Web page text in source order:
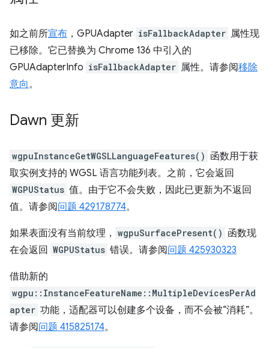
如之前所宣布 ，GPUAdapter isFallbackAdapter 属性现
已移除。它已替换为 Chrome 136 中引入的
GPUAdapterInfo isFallbackAdapter 属性。请参阅移除
意向。
Dawn 更新
wgpuInstanceGetWGSLLanguageFeatures() 函数用于获
取实例支持的 WGSL 语言功能列表。之前，它会返回
WGPUStatus 值。由于它不会失败，因此已更新为不返回
值。请参阅问题 429178774。
如果表面没有当前纹理， wgpuSurfacePresent() 函数现
在会返回 WGPUStatus 错误。请参阅问题 425930323
借助新的
wgpu::InstanceFeatureName::MultipleDevicesPerAd
apter 功能，适配器可以创建多个设备，而不会被“消耗”。
请参阅问题 415825174。